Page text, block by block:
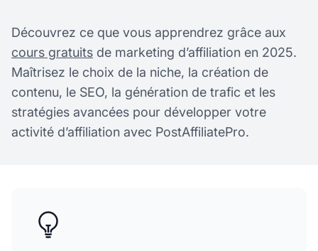
Découvrez ce que vous apprendrez grâce aux
cours gratuits de marketing d’affiliation en 2025.
Maîtrisez le choix de la niche, la création de
contenu, le SEO, la génération de trafic et les
stratégies avancées pour développer votre
activité d’affiliation avec PostAffiliatePro.